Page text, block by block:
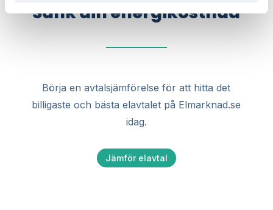
Sänk din energikostnad
Börja en avtalsjämförelse för att hitta det
billigaste och bästa elavtalet på Elmarknad.se
idag.
Jämför elavtal